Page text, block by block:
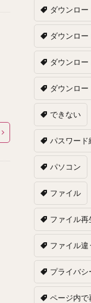
ダウンロー
ダウンロー
ダウンロ
ダウンロー
できない
パスワード
パソコン
ファイル
ファイル再
ファイル違
プライバシ
ページ内で